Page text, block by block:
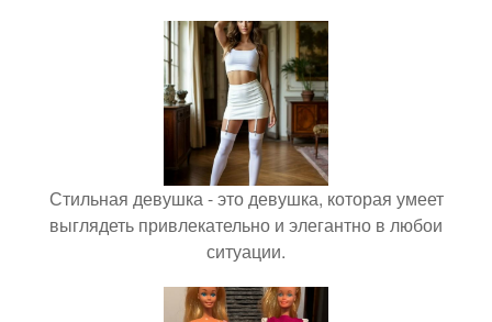
Стильная девушка - это девушка, которая умеет
выглядеть привлекательно и элегантно в любои
ситуации.